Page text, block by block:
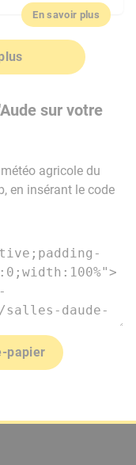
En savoir plus
sur votre
agricole du
en insérant le code
papier